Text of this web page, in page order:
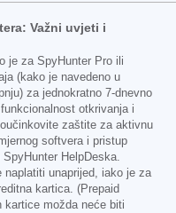
Važni uvjeti i
je za SpyHunter Pro ili
(kako je navedeno u
za jednokratno 7-dnevno
otkrivanja i
zaštite za aktivnu
softvera i pristup
HelpDeska.
naplatiti unaprijed, iako je za
kartica. (Prepaid
kartice možda neće biti